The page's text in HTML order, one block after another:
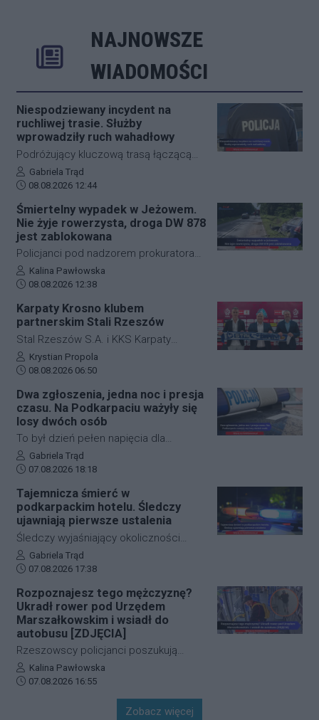
NAJNOWSZE
WIADOMOŚCI
Niespodziewany incydent na
ruchliwej trasie. Służby
wprowadziły ruch wahadłowy
Podróżujący kluczową trasą łączącą
Jasło z Gorlicami muszą uzbroić się w
cierpliwość. Niespodziewane
zdarzenie drogowe w miejscowości
Przysieki doprowadziło do utrudnień na
drodze krajowej nr 28. Na miejscu
natychmiast pojawiła się policja, która
wprowadziła zmianę w organizacji
ruchu, by zabezpieczyć teren i uniknąć
Autor artykułu:
Gabriela Trąd
Data dodania artykułu:
08.08.2026 12:44
Śmiertelny wypadek w Jeżowem.
Nie żyje rowerzysta, droga DW 878
jest zablokowana
Policjanci pod nadzorem prokuratora
ustalają szczegółowe okoliczności
tragicznego wypadku, do którego
Jeżowe w powiecie niżańskim. W
wyniku zderzenia samochodu
osobowego z rowerzystą, śmierć na
miejscu poniósł kierujący jednośladem.
Droga wojewódzka nr 878 jest
całkowicie zablokowana.
Autor artykułu:
Kalina Pawłowska
Data dodania artykułu:
08.08.2026 12:38
Karpaty Krosno klubem
partnerskim Stali Rzeszów
Stal Rzeszów S.A. i KKS Karpaty
Krosno rozpoczęły oficjalną
współpracę. Kluby podpisały
długoterminową umowę partnerską,
która ma obejmować m.in. wymianę
doświadczeń, rozwój szkolenia
młodzieży oraz obserwację i
pozyskiwanie utalentowanych
zawodników z regionu.
Autor artykułu:
Krystian Propola
Data dodania artykułu:
08.08.2026 06:50
Dwa zgłoszenia, jedna noc i presja
czasu. Na Podkarpaciu ważyły się
losy dwóch osób
To był dzień pełen napięcia dla
funkcjonariuszy z powiatu niżańskiego.
W ciągu zaledwie kilkunastu godzin
służby ratunkowe musiały
przeprowadzić dwie niezależne,
intensywne akcje poszukiwawcze. W
obu przypadkach chodziło o ludzkie
życie, a kluczową rolę odegrał czas.
Dzięki błyskawicznej mobilizacji policji,
nowoczesnej technologii, obie historie
zakończyły się szczęśliwie.
Autor artykułu:
Gabriela Trąd
Data dodania artykułu:
07.08.2026 18:18
Tajemnicza śmierć w
podkarpackim hotelu. Śledczy
ujawniają pierwsze ustalenia
Śledczy wyjaśniający okoliczności
tragicznego zdarzenia na terenie
jednego z sanockich hoteli dysponują
sądowych. Z przeprowadzonej sekcji
zwłok 37-letniego mężczyzny wynika,
że na tym etapie postępowania nic nie
wskazuje na udział osób trzecich.
Autor artykułu:
Gabriela Trąd
Data dodania artykułu:
07.08.2026 17:38
Rozpoznajesz tego mężczyznę?
Ukradł rower pod Urzędem
Marszałkowskim i wsiadł do
autobusu [ZDJĘCIA]
Rzeszowscy policjanci poszukują
sprawcy kradzieży roweru marki Kross
o wartości około 1500 złotych. Do
zdarzenia doszło w ścisłym centrum
miasta – pod Urzędem
Autor artykułu:
Kalina Pawłowska
Data dodania artykułu:
07.08.2026 16:55
Zobacz więcej